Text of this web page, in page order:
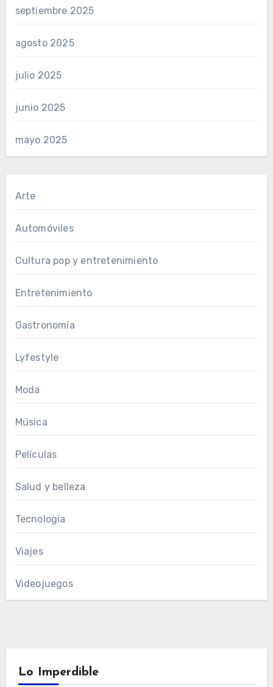
septiembre 2025
agosto 2025
julio 2025
junio 2025
mayo 2025
Arte
Automóviles
Cultura pop y entretenimiento
Entretenimiento
Gastronomía
Lyfestyle
Moda
Música
Películas
Salud y belleza
Tecnología
Viajes
Videojuegos
Lo Imperdible